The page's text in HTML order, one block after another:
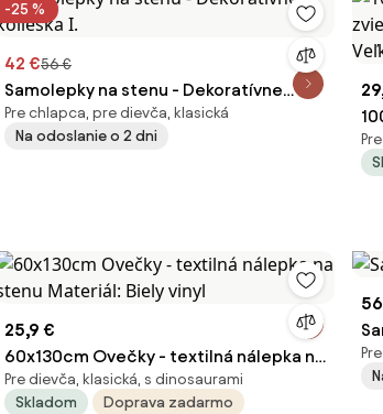
-25 %
42 €56 €
Samolepky na stenu - Dekoratívne
kolieska I.
Pre chlapca, pre dievča, klasická
Na odoslanie o 2 dni
25,9 €
60x130cm Ovečky - textilná nálepka na
stenu Materiál: Biely vinyl
Pre dievča, klasická, s dinosaurami
Skladom
Doprava zadarmo